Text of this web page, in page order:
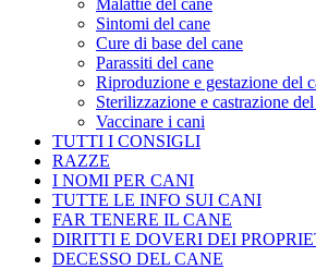
Malattie del cane
Sintomi del cane
Cure di base del cane
Parassiti del cane
Riproduzione e gestazione del
Sterilizzazione e castrazione
Vaccinare i cani
TUTTI I CONSIGLI
RAZZE
I NOMI PER CANI
TUTTE LE INFO SUI CANI
FAR TENERE IL CANE
DIRITTI E DOVERI DEI
DECESSO DEL CANE